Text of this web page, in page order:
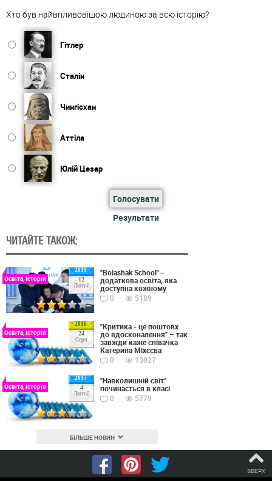
Хто був найвпливовішою людиною за всю історію?
Гітлер
Сталін
Чингісхан
Аттіла
Юлій Цезар
Голосувати
Результати
ЧИТАЙТЕ ТАКОЖ:
2019
12
Лютий
Освіта, Історія
"Bolashak School" -
додаткова освіта, яка
доступна кожному
0
5189
2016
24
Серп
Освіта, Історія
"Критика - це поштовх
до вдосконалення" – так
завжди каже співачка
Катерина Міхєєва
0
13027
2017
4
Лютий
Освіта, Історія
"Навколишній світ"
починається в класі
0
5779
БІЛЬШЕ НОВИН
ВВЕРХ